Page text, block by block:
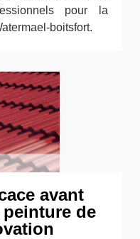
pour la
boitsfort.
avant
de